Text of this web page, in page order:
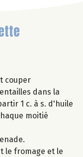
couper
dans la
1 c. à s. d'huile
moitié
le fromage et le